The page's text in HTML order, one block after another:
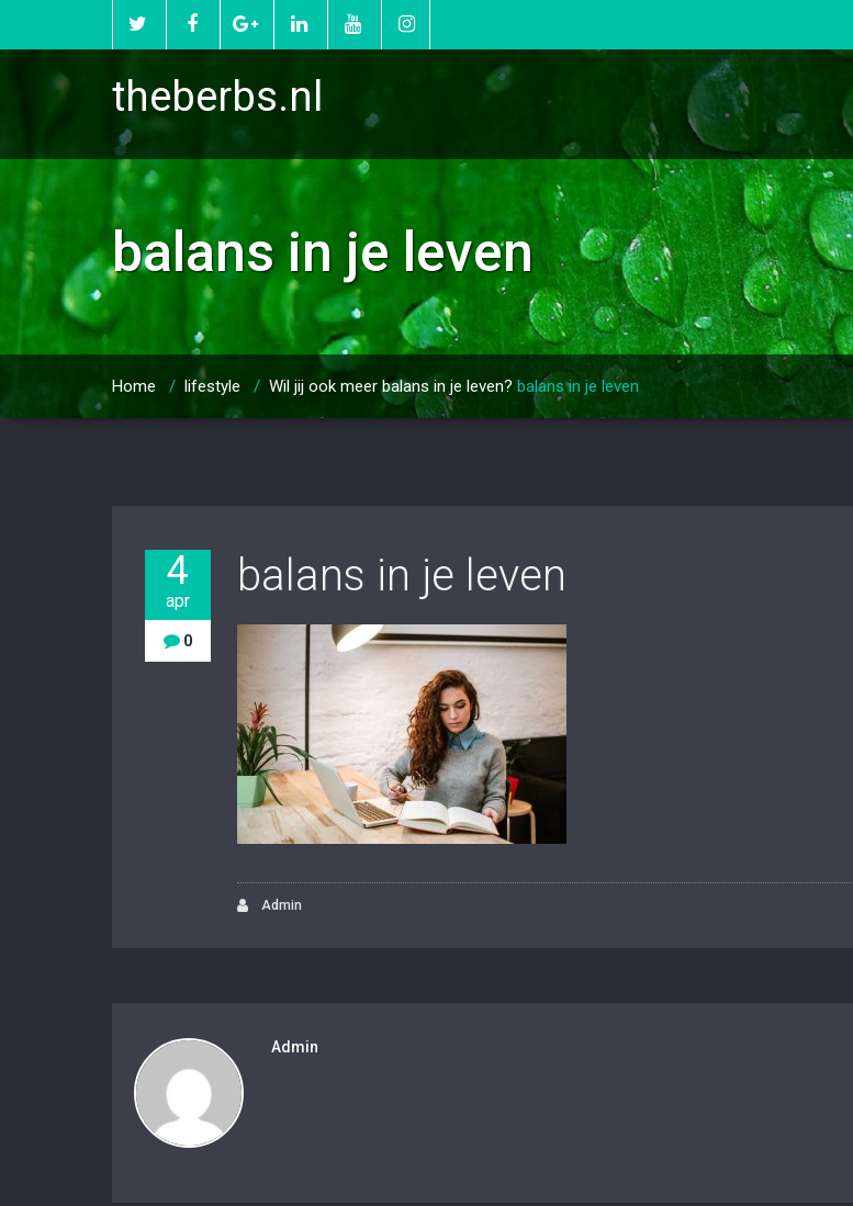
theberbs.nl
balans in je leven
Home / lifestyle / Wil jij ook meer balans in je leven? balans in je leven
4
apr
0
balans in je leven
Admin
Admin